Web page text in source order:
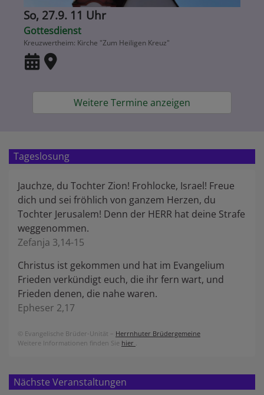
So, 27.9. 11 Uhr
Gottesdienst
Kreuzwertheim Kirche "Zum Heiligen Kreuz"
Weitere Termine anzeigen
Tageslosung
Jauchze, du Tochter Zion! Frohlocke, Israel! Freue
dich und sei fröhlich von ganzem Herzen, du
Tochter Jerusalem! Denn der HERR hat deine Strafe
weggenommen.
Zefanja 3,14-15
Christus ist gekommen und hat im Evangelium
Frieden verkündigt euch, die ihr fern wart, und
Frieden denen, die nahe waren.
Epheser 2,17
© Evangelische Brüder-Unität – Herrnhuter Brüdergemeine
Weitere Informationen finden Sie hier .
Nächste Veranstaltungen